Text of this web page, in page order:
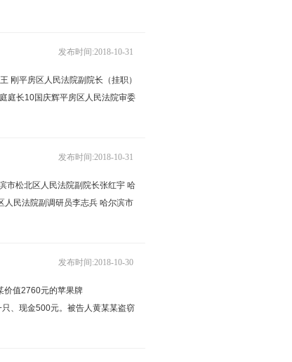
发布时间:2018-10-31
刚平房区人民法院副院长（挂职）
庭长10国庆辉平房区人民法院审委
发布时间:2018-10-31
市松北区人民法院副院长张红宇 哈
人民法院副调研员李志兵 哈尔滨市
发布时间:2018-10-30
价值2760元的苹果牌
、现金500元。被告人黄某某盗窃